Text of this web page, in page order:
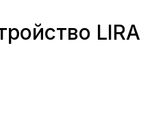
LIRA